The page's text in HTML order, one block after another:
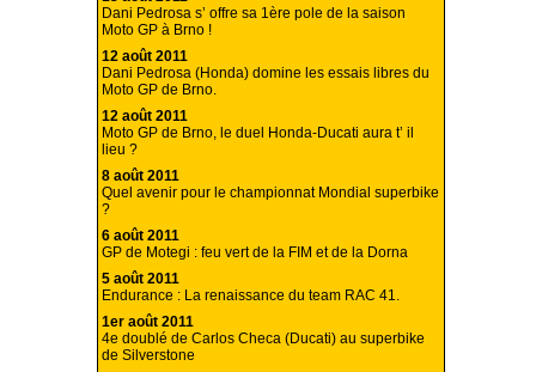
Dani Pedrosa s’ offre sa 1ère pole de la saison
Moto GP à Brno !
12 août 2011
Dani Pedrosa (Honda) domine les essais libres du
Moto GP de Brno.
12 août 2011
Moto GP de Brno, le duel Honda-Ducati aura t’ il
lieu ?
8 août 2011
Quel avenir pour le championnat Mondial superbike
?
6 août 2011
GP de Motegi : feu vert de la FIM et de la Dorna
5 août 2011
Endurance : La renaissance du team RAC 41.
1er août 2011
4e doublé de Carlos Checa (Ducati) au superbike
de Silverstone